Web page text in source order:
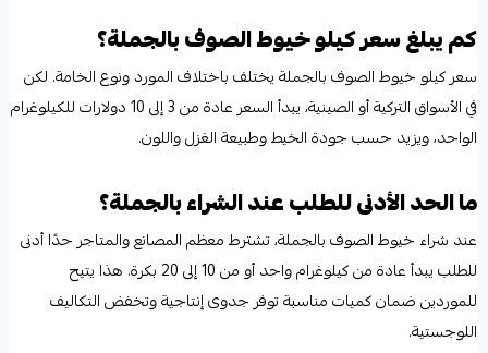
كم يبلغ سعر كيلو خيوط الصوف بالجملة؟
سعر كيلو خيوط الصوف بالجملة يختلف باختلاف المورد ونوع الخامة. لكن
في الأسواق التركية أو الصينية، يبدأ السعر عادة من 3 إلى 10 دولارات للكيلوغرام
الواحد، ويزيد حسب جودة الخيط وطبيعة الغزل واللون.
ما الحد الأدنى للطلب عند الشراء بالجملة؟
عند شراء خيوط الصوف بالجملة، تشترط معظم المصانع والمتاجر حدًا أدنى
للطلب يبدأ عادة من كيلوغرام واحد أو من 10 إلى 20 بكرة. هذا يتيح
للموردين ضمان كميات مناسبة توفر جدوى إنتاجية وتخفض التكاليف
اللوجستية.